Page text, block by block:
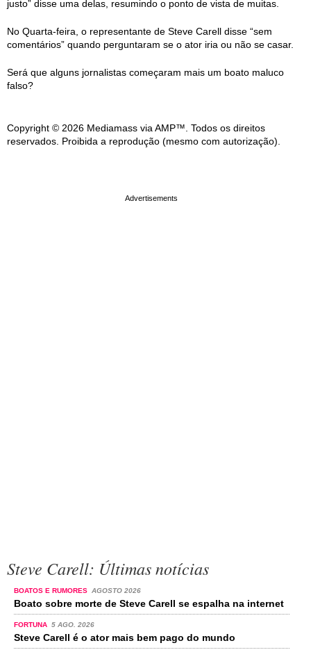
justo” disse uma delas, resumindo o ponto de vista de muitas.
No Quarta-feira, o representante de Steve Carell disse “sem
comentários” quando perguntaram se o ator iria ou não se casar.
Será que alguns jornalistas começaram mais um boato maluco
falso?
Copyright © 2026 Mediamass via AMP™. Todos os direitos
reservados. Proibida a reprodução (mesmo com autorização).
Steve Carell: Últimas notícias
BOATOS E RUMORES AGOSTO 2026
Boato sobre morte de Steve Carell se espalha na internet
FORTUNA 5 AGO. 2026
Steve Carell é o ator mais bem pago do mundo